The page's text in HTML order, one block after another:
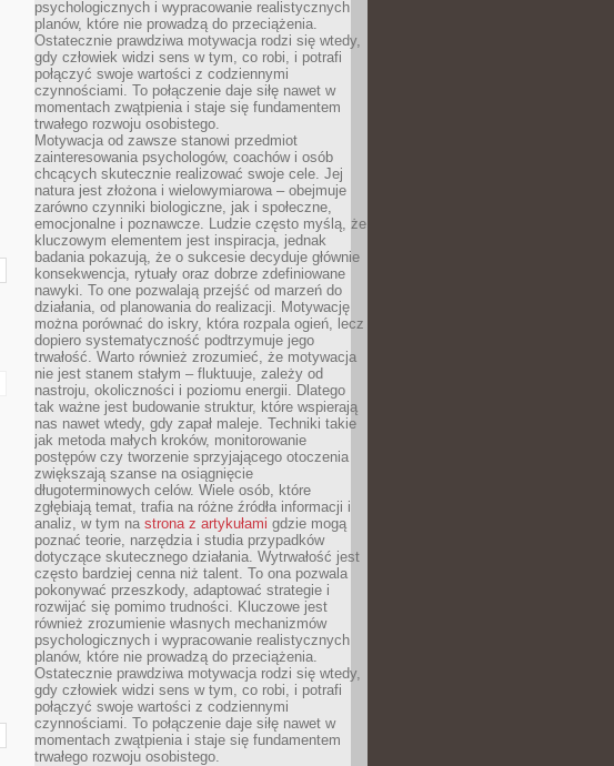
psychologicznych i wypracowanie realistycznych
planów, które nie prowadzą do przeciążenia.
Ostatecznie prawdziwa motywacja rodzi się wtedy,
gdy człowiek widzi sens w tym, co robi, i potrafi
połączyć swoje wartości z codziennymi
czynnościami. To połączenie daje siłę nawet w
momentach zwątpienia i staje się fundamentem
trwałego rozwoju osobistego.
Motywacja od zawsze stanowi przedmiot
zainteresowania psychologów, coachów i osób
chcących skutecznie realizować swoje cele. Jej
natura jest złożona i wielowymiarowa – obejmuje
zarówno czynniki biologiczne, jak i społeczne,
emocjonalne i poznawcze. Ludzie często myślą, że
kluczowym elementem jest inspiracja, jednak
badania pokazują, że o sukcesie decyduje głównie
konsekwencja, rytuały oraz dobrze zdefiniowane
nawyki. To one pozwalają przejść od marzeń do
działania, od planowania do realizacji. Motywację
można porównać do iskry, która rozpala ogień, lecz
dopiero systematyczność podtrzymuje jego
trwałość. Warto również zrozumieć, że motywacja
nie jest stanem stałym – fluktuuje, zależy od
nastroju, okoliczności i poziomu energii. Dlatego
tak ważne jest budowanie struktur, które wspierają
nas nawet wtedy, gdy zapał maleje. Techniki takie
jak metoda małych kroków, monitorowanie
postępów czy tworzenie sprzyjającego otoczenia
zwiększają szanse na osiągnięcie
długoterminowych celów. Wiele osób, które
zgłębiają temat, trafia na różne źródła informacji i
analiz, w tym na strona z artykułami gdzie mogą
poznać teorie, narzędzia i studia przypadków
dotyczące skutecznego działania. Wytrwałość jest
często bardziej cenna niż talent. To ona pozwala
pokonywać przeszkody, adaptować strategie i
rozwijać się pomimo trudności. Kluczowe jest
również zrozumienie własnych mechanizmów
psychologicznych i wypracowanie realistycznych
planów, które nie prowadzą do przeciążenia.
Ostatecznie prawdziwa motywacja rodzi się wtedy,
gdy człowiek widzi sens w tym, co robi, i potrafi
połączyć swoje wartości z codziennymi
czynnościami. To połączenie daje siłę nawet w
momentach zwątpienia i staje się fundamentem
trwałego rozwoju osobistego.